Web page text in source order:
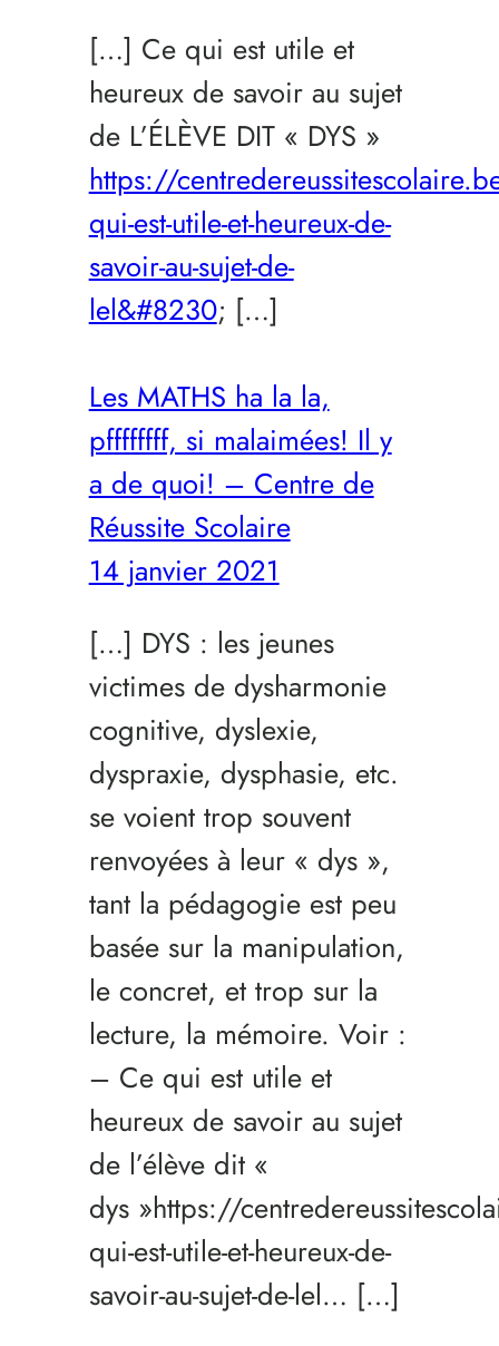
[…] Ce qui est utile et
heureux de savoir au sujet
de L’ÉLÈVE DIT « DYS »
https://
qui-est-utile-et-heureux-de-
savoir-au-sujet-de-
lel&#8230; […]
Les MATHS ha la la,
pffffffff, si malaimées! Il y
a de quoi! – Centre de
Réussite Scolaire
14 janvier 2021
[…] DYS : les jeunes
victimes de dysharmonie
cognitive, dyslexie,
dyspraxie, dysphasie, etc.
se voient trop souvent
renvoyées à leur « dys »,
tant la pédagogie est peu
basée sur la manipulation,
le concret, et trop sur la
lecture, la mémoire. Voir :
– Ce qui est utile et
heureux de savoir au sujet
de l’élève dit «
dys »https://
qui-est-utile-et-heureux-de-
savoir-au-sujet-de-lel… […]